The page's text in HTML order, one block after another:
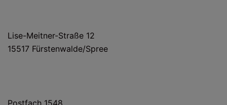
Lise-Meitner-Straße 12
15517 Fürstenwalde/Spree
Postfach 1548